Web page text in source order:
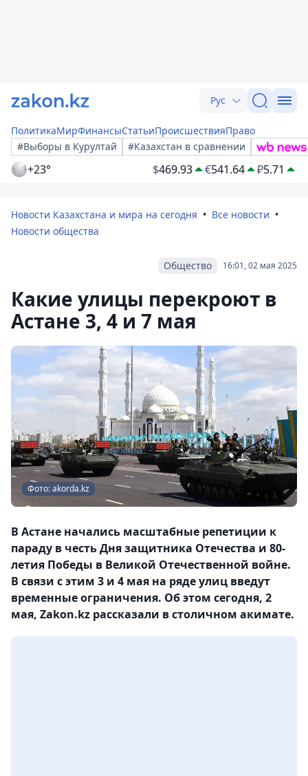
Рус
ПолитикаМирФинансыСтатьиПроисшествияПраво
#Выборы в Курултай
#Казахстан в сравнении
+23° $469.93 €541.64 ₽5.71
Новости Казахстана и мира на сегодня
Все новости
Новости общества
16:01, 02 мая 2025
Общество
Какие улицы перекроют в
Астане 3, 4 и 7 мая
Фото: akorda.kz
В Астане начались масштабные репетиции к
параду в честь Дня защитника Отечества и 80-
летия Победы в Великой Отечественной войне.
В связи с этим 3 и 4 мая на ряде улиц введут
временные ограничения. Об этом сегодня, 2
мая, Zakon.kz рассказали в столичном акимате.